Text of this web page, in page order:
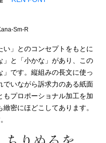
行書体
勘亭流
デザイン毛筆
表示
Sm-R
い」とのコンセプトをもとに
」と「小かな」があり、この
です。縦組みの長文に使っ
でいながら訴求力のある紙面
もプロポーショナル加工を加
密にほどこしてあります。